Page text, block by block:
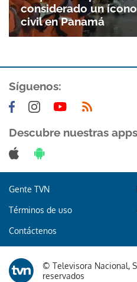
considerado un
civil en Panamá
Síguenos:
Descubre nuestras
Gente TVN
Términos de uso
Contáctenos
© Televisora Nacional,
reservados